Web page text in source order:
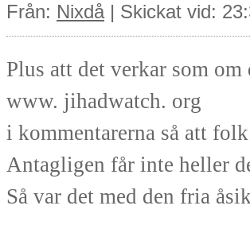
Från: Nixdå| Skickat vid:
Plus att det verkar som
www. jihadwatch. org
i kommentarerna så att
Antagligen får inte heller
Så var det med den fria